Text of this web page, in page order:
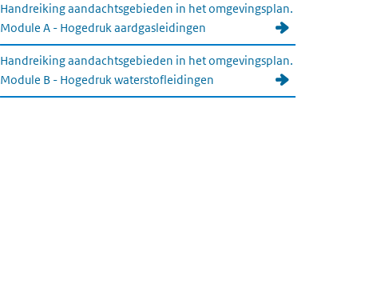
Handreiking aandachtsgebieden in het omgevingsplan.
Module A - Hogedruk aardgasleidingen
Handreiking aandachtsgebieden in het omgevingsplan.
Module B - Hogedruk waterstofleidingen